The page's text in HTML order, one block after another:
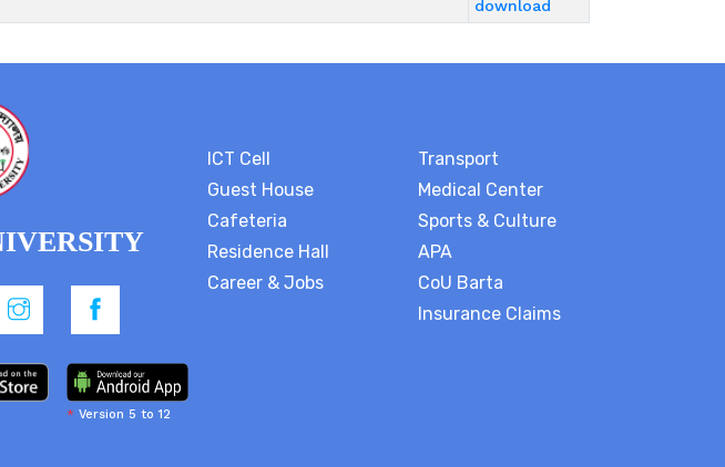
* Version 5 to 12
ICT Cell
Guest House
Cafeteria
Residence Hall
Career & Jobs
Transport
Medical Center
Sports & Culture
APA
CoU Barta
Insurance Claims